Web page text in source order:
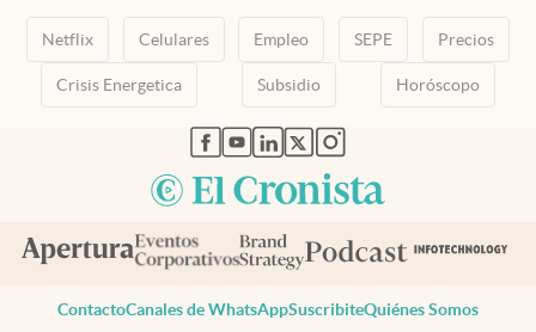
Netflix Celulares Empleo SEPE Precios
Crisis Energetica Subsidio Horóscopo
abre en nueva pestaña
abre en nueva pestaña
abre en nueva pestaña
abre en nueva pestaña
abre en nueva pestaña
ContactoCanales de WhatsAppSuscribiteQuiénes Somos